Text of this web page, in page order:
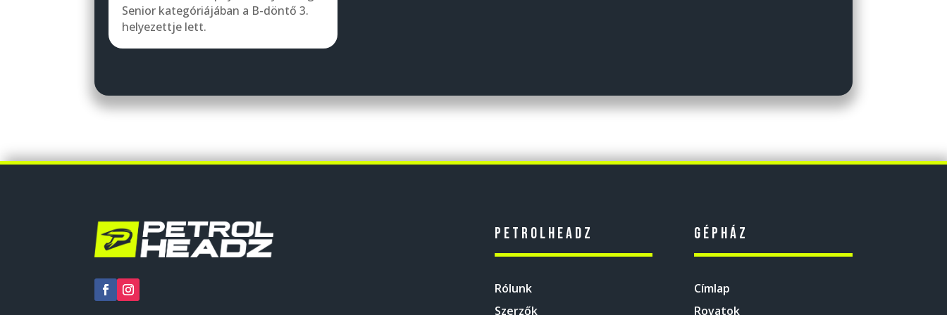
Senior kategóriájában a B-döntő 3.
helyezettje lett.
Petrolheadz
Rólunk
Szerzők
Gépház
Címlap
Rovatok